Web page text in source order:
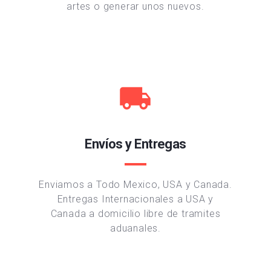
artes o generar unos nuevos.
Envíos y Entregas
Enviamos a Todo Mexico, USA y Canada.
Entregas Internacionales a USA y
Canada a domicilio libre de tramites
aduanales.